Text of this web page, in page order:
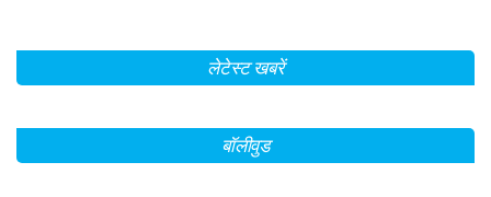
लेटेस्ट खबरें
बॉलीवुड